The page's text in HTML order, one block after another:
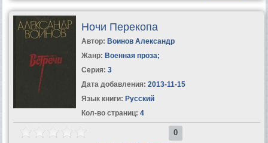
Ночи Перекопа
Автор: Воинов Александр
Жанр: Военная проза;
Серия: 3
Дата добавления: 2013-11-15
Язык книги: Русский
Кол-во страниц: 4
0